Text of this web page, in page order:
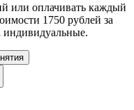
или оплачивать каждый
1750 рублей за
индивидуальные.